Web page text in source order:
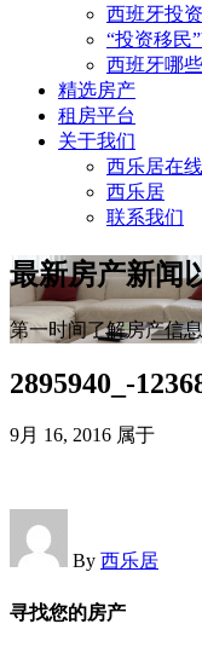
西班牙投
“投资移民
西班牙哪
精选房产
租房平台
关于我们
西乐居在
西乐居
联系我们
最新房产新闻
第一时间了解房产信
2895940_-
9月 16, 2016 属于
By 西乐居
寻找您的房产